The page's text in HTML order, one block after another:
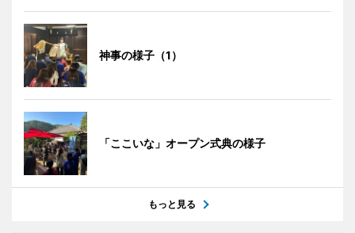
神事の様子（1）
「ここいな」オープン式典の様子
もっと見る